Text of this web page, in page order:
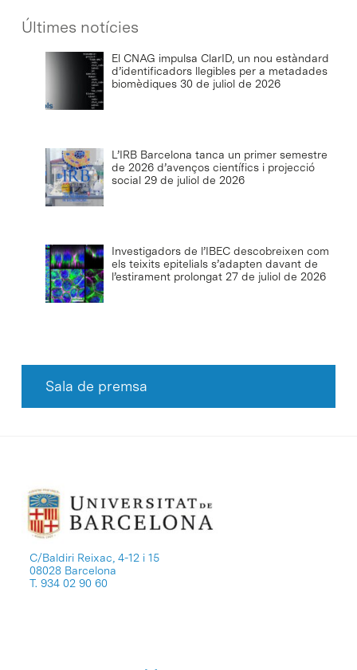
Últimes notícies
El CNAG impulsa ClarID, un nou estàndard
d’identificadors llegibles per a metadades
biomèdiques 30 de juliol de 2026
L’IRB Barcelona tanca un primer semestre
de 2026 d’avenços científics i projecció
social 29 de juliol de 2026
Investigadors de l’IBEC descobreixen com
els teixits epitelials s’adapten davant de
l’estirament prolongat 27 de juliol de 2026
Sala de premsa
C/Baldiri Reixac, 4-12 i 15
08028 Barcelona
T. 934 02 90 60